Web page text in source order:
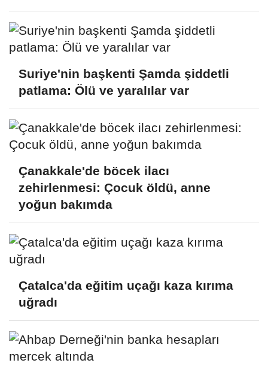
Suriye'nin başkenti Şamda şiddetli
patlama: Ölü ve yaralılar var
Çanakkale'de böcek ilacı
zehirlenmesi: Çocuk öldü, anne
yoğun bakımda
Çatalca'da eğitim uçağı kaza kırıma
uğradı